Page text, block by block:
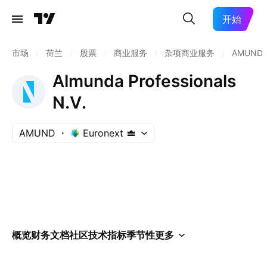
开始
市场 荷兰 股票 商业服务 杂项商业服务 AMUND
Almunda Professionals
N.V.
AMUND Euronext
概览财务文档社区技术指标季节性更多